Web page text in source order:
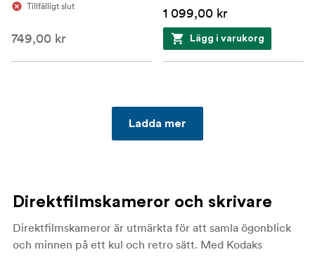
Tillfälligt slut
749,00 kr
1 099,00 kr
Lägg i varukorg
Ladda mer
Direktfilmskameror och skrivare
Direktfilmskameror är utmärkta för att samla ögonblick
och minnen på ett kul och retro sätt. Med Kodaks